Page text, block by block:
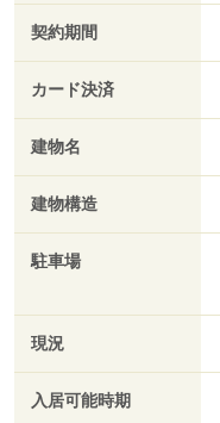
契約期間
カード決済
建物名
建物構造
駐車場
現況
入居可能時期